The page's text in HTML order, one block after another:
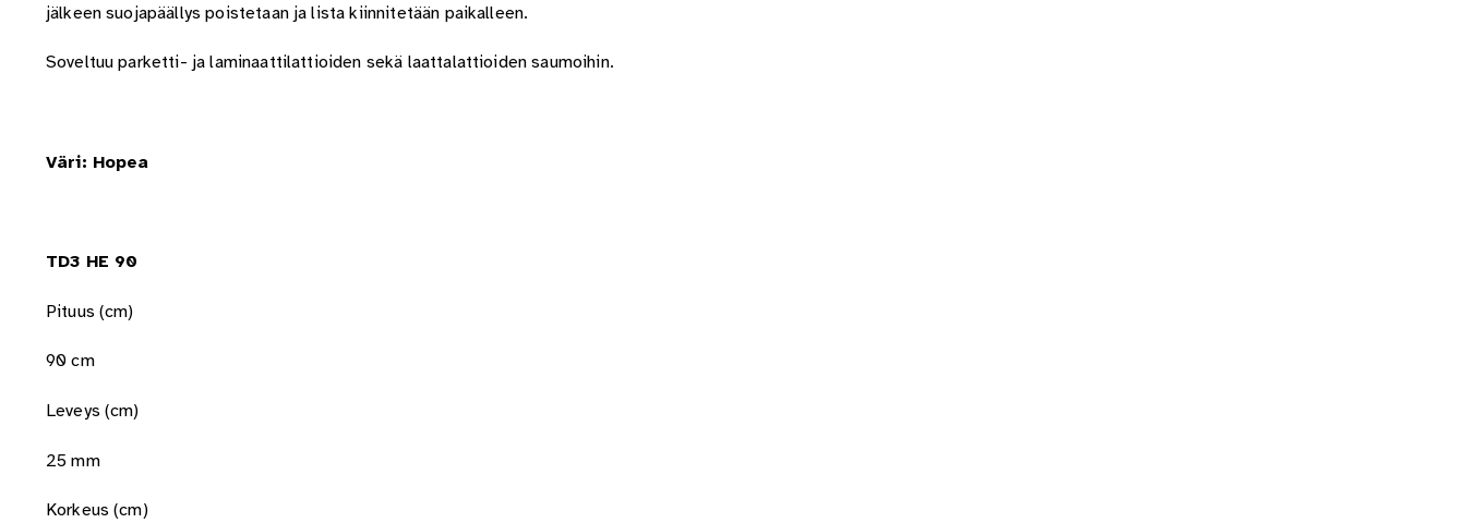
jälkeen suojapäällys poistetaan ja lista kiinnitetään paikalleen.
Soveltuu parketti- ja laminaattilattioiden sekä laattalattioiden saumoihin.
Väri: Hopea
TD3 HE 90
Pituus (cm)
90 cm
Leveys (cm)
25 mm
Korkeus (cm)